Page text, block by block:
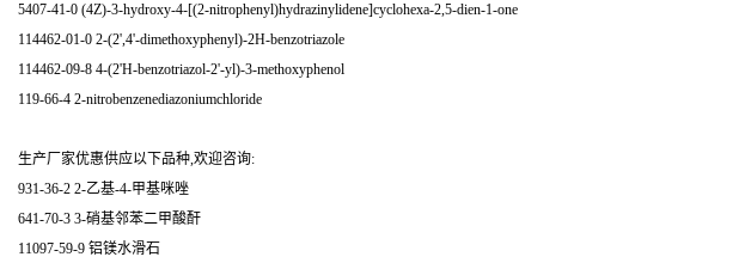
5407-41-0 (4Z)-3-hydroxy-4-[(2-nitrophenyl)hydrazinylidene]cyclohexa-2,5-dien-1-one
114462-01-0 2-(2',4'-dimethoxyphenyl)-2H-benzotriazole
114462-09-8 4-(2'H-benzotriazol-2'-yl)-3-methoxyphenol
119-66-4 2-nitrobenzenediazoniumchloride
生产厂家优惠供应以下品种,欢迎咨询:
931-36-2 2-乙基-4-甲基咪唑
641-70-3 3-硝基邻苯二甲酸酐
11097-59-9 铝镁水滑石